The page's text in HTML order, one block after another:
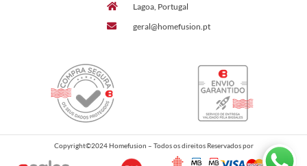
Lagoa, Portugal
geral@homefusion.pt
Copyright©2024 Homefusion – Todos os direitos Reservados por